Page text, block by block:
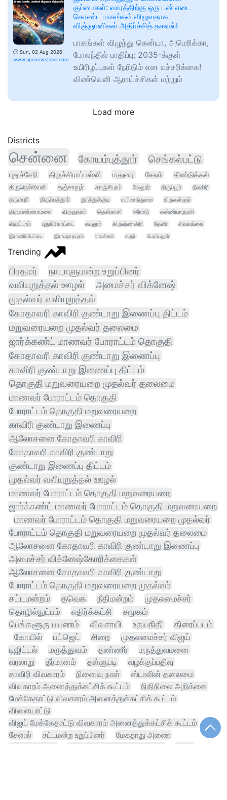
🕑 Sun, 02 Aug 2026
www.apcnewstamil.com
குப்பைகள்: வாரத்திற்கு ஒரு டன் எடை
கொண்ட பாகங்கள் விழுவதாக
விஞ்ஞானிகள் அதிர்ச்சித் தகவல்!
பாகங்கள் விழுந்து கென்யா, அமெரிக்கா,
போலந்தில் பாதிப்பு; 2035-க்குள்
உயிரிழப்புகள் நேரிடும் என எச்சரிக்கை!
விண்வெளி ஆராய்ச்சிகள் மற்றும்
Load more
Districts
சென்னை கோயம்புத்தூர் செங்கல்பட்டு
புதுச்சேரி திருச்சிராப்பள்ளி மதுரை சேலம்
திண்டுக்கல்
திருநெல்வேலி
தஞ்சாவூர் காஞ்சிபுரம் வேலூர் திருப்பூர்
நீலகிரி
தருமபுரி
திருப்பத்தூர் தூத்துக்குடி மயிலாடுதுறை
திருவள்ளூர்
திருவண்ணாமலை
விருதுநகர் தென்காசி ஈரோடு
கன்னியாகுமரி
விழுப்புரம்
புதுக்கோட்டை கடலூர் கிருஷ்ணகிரி தேனி சிவகங்கை
இராணிப்பேட்டை இராமநாதபுரம் நாமக்கல் கரூர் பெரம்பலூர்
Trending
பிரதமர் நாடாளுமன்ற உறுப்பினர்
வலியுறுத்தல் ஊழல்
அமைச்சர் விக்னேஷ்
முதல்வர் வலியுறுத்தல்
கோதாவரி காவிரி குண்டாறு இணைப்பு திட்டம்
மறுவரையறை முதல்வர் தலைமை
ஜார்க்கண்ட் மாணவர் போராட்டம் தொகுதி
கோதாவரி காவிரி குண்டாறு இணைப்பு
காவிரி குண்டாறு இணைப்பு திட்டம்
தொகுதி மறுவரையறை முதல்வர் தலைமை
மாணவர் போராட்டம் தொகுதி
போராட்டம் தொகுதி மறுவரையறை
காவிரி குண்டாறு இணைப்பு
ஆலோசனை கோதாவரி காவிரி
கோதாவரி காவிரி குண்டாறு
குண்டாறு இணைப்பு திட்டம்
முதல்வர் வலியுறுத்தல் ஊழல்
மாணவர் போராட்டம் தொகுதி மறுவரையறை
ஜார்க்கண்ட் மாணவர் போராட்டம் தொகுதி மறுவரையறை
மாணவர் போராட்டம் தொகுதி மறுவரையறை முதல்வர்
போராட்டம் தொகுதி மறுவரையறை முதல்வர் தலைமை
ஆலோசனை கோதாவரி காவிரி குண்டாறு இணைப்பு
அமைச்சர் விக்னேஷ்கோரிக்கைகள்
ஆலோசனை கோதாவரி காவிரி குண்டாறு
போராட்டம் தொகுதி மறுவரையறை முதல்வர்
சட்டமன்றம்
தவெக நீதிமன்றம்
முதலமைச்சர்
தொழில்நுட்பம்
எதிர்க்கட்சி
சமூகம்
பெங்களூரு பயணம்
விவசாயி உதயநிதி
திரைப்படம்
கோயில்
பட்ஜெட் சிறை
முதலமைச்சர் விஜய்
டிஜிட்டல்
மருத்துவம் தண்ணீர்
மருத்துவமனை
வரலாறு
தீர்மானம் தள்ளுபடி
வழக்குப்பதிவு
காவிரி விவகாரம்
நினைவு நாள்
ஸ்டாலின் தலைமை
விவகாரம் அனைத்துக்கட்சிக் கூட்டம்
நிதிநிலை அறிக்கை
மேக்கேதாட்டு விவகாரம் அனைத்துக்கட்சிக் கூட்டம்
விளையாட்டு
விஜய் மேக்கேதாட்டு விவகாரம் அனைத்துக்கட்சிக் கூட்டம்
சேனல்
சட்டமன்ற உறுப்பினர்
மேகதாது அணை
முதல்வர் விஜய்
விஜய் மேக்கேதாட்டு விவகாரம்
சுந்தர்